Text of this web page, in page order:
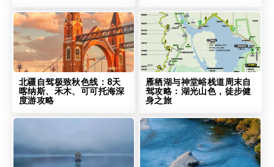
北疆自驾极致秋色线：8天
喀纳斯、禾木、可可托海深
度游攻略
雁栖湖与神堂峪栈道周末自
驾攻略：湖光山色，徒步健
身之旅